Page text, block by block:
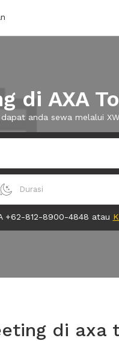
di AXA
anda sewa melalui
Durasi
+62-812-8900-4848 atau
di axa